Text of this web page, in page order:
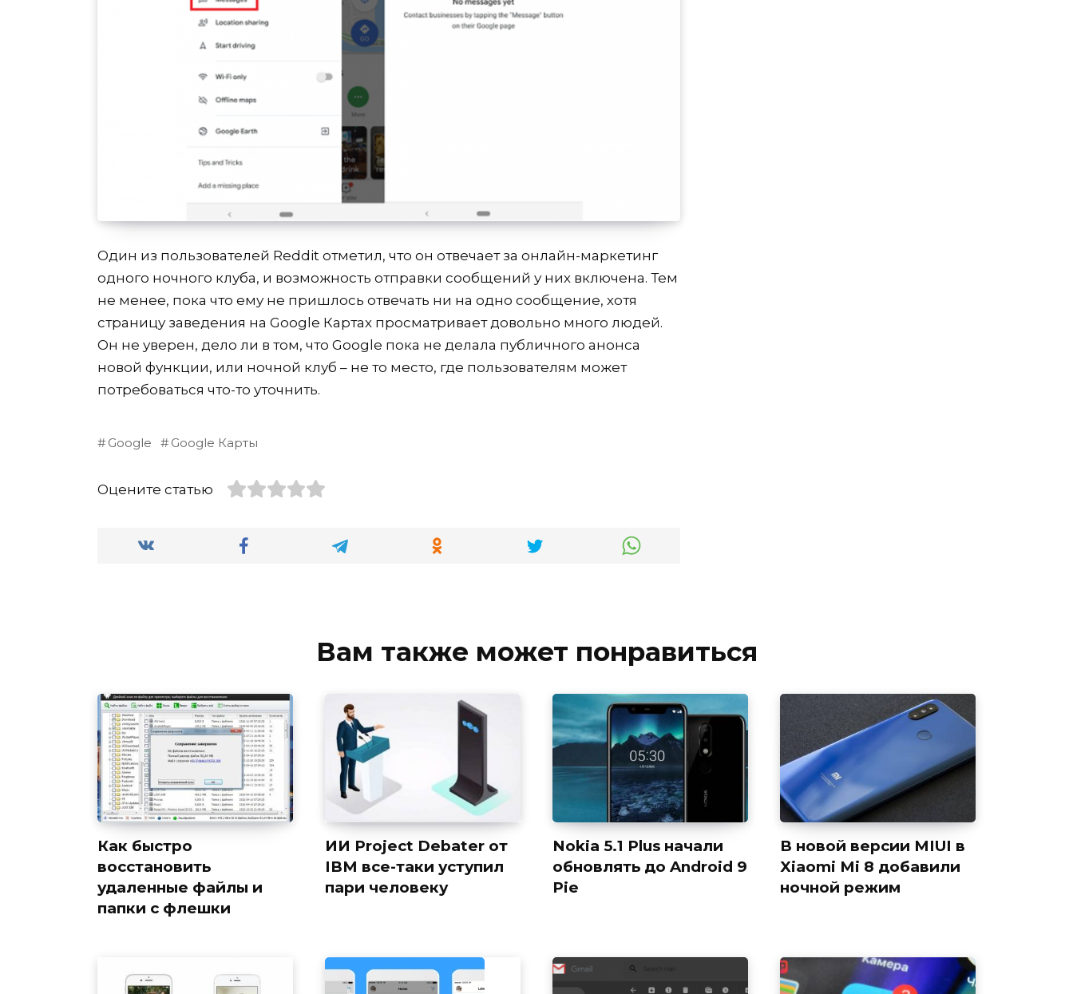
Один из пользователей Reddit отметил, что он отвечает за онлайн-маркетинг
одного ночного клуба, и возможность отправки сообщений у них включена. Тем
не менее, пока что ему не пришлось отвечать ни на одно сообщение, хотя
страницу заведения на Google Картах просматривает довольно много людей.
Он не уверен, дело ли в том, что Google пока не делала публичного анонса
новой функции, или ночной клуб – не то место, где пользователям может
потребоваться что-то уточнить.
Google Google Карты
Оцените статью
Вам также может понравиться
Как быстро
восстановить
удаленные файлы и
папки с флешки
ИИ Project Debater от
IBM все-таки уступил
пари человеку
Nokia 5.1 Plus начали
обновлять до Android 9
Pie
В новой версии MIUI в
Xiaomi Mi 8 добавили
ночной режим